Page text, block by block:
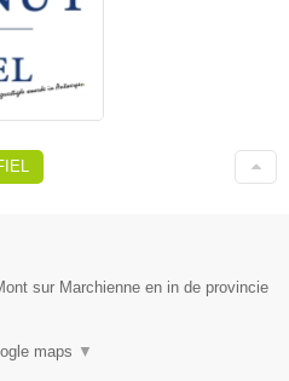
sur Marchienne en in de provincie
maps ▼